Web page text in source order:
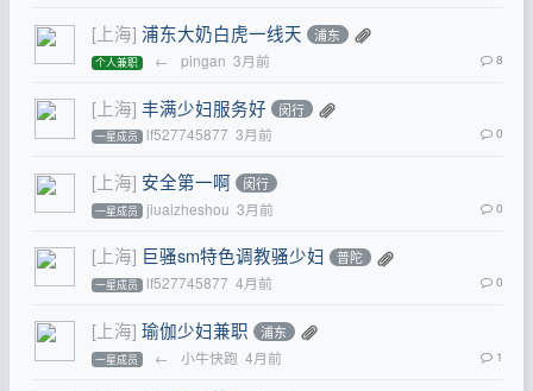
[上海] 浦东大奶白虎一线天 浦东
个人兼职 ← pingan 3月前 8
[上海] 丰满少妇服务好 闵行
一星成员 lf527745877 3月前 0
[上海] 安全第一啊 闵行
一星成员 jiuaizheshou 3月前 0
[上海] 巨骚sm特色调教骚少妇 普陀
一星成员 lf527745877 4月前 0
[上海] 瑜伽少妇兼职 浦东
一星成员 ← 小牛快跑 4月前 1